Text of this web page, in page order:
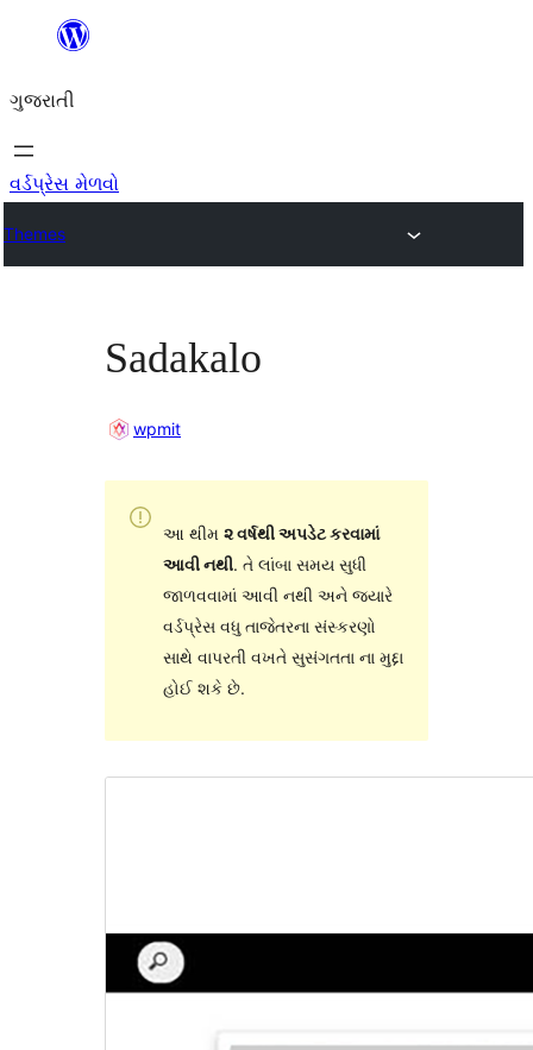
કંટેન્ટ(લખાણ)
જાઓ
ગુજરાતી
વર્ડપ્રેસ મેળવો
Themes
Sadakalo
wpmit
આ થીમ ૨ વર્ષથી અપડેટ કરવામાં
આવી નથી. તે લાંબા સમય સુધી
જાળવવામાં આવી નથી અને જ્યારે
વર્ડપ્રેસ વધુ તાજેતરના સંસ્કરણો
સાથે વાપરતી વખતે સુસંગતતા ના મુદ્દા
હોઈ શકે છે.